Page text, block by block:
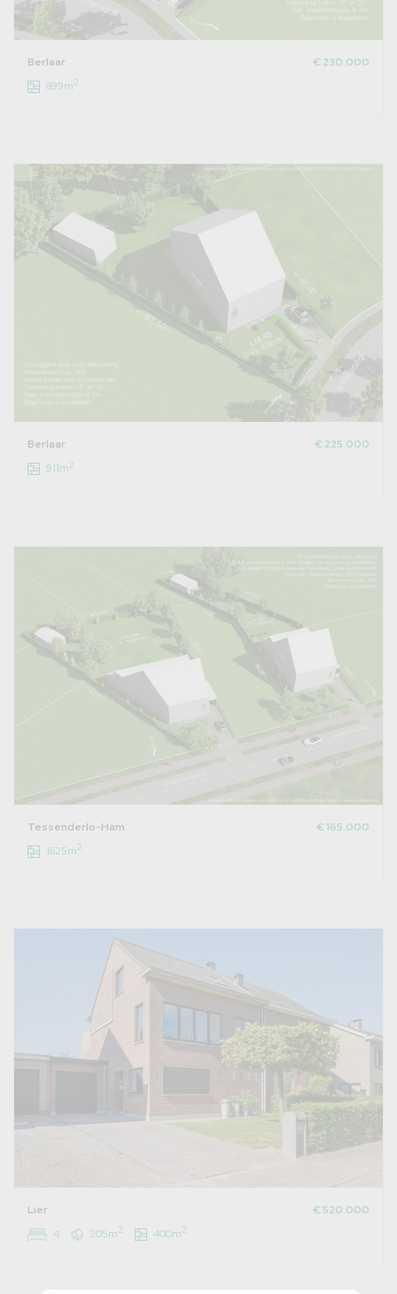
Berlaar
€ 230.000
699m2
Berlaar
€ 225.000
911m2
Tessenderlo-Ham
€ 165.000
1625m2
Lier
€ 520.000
4
205m2 400m2